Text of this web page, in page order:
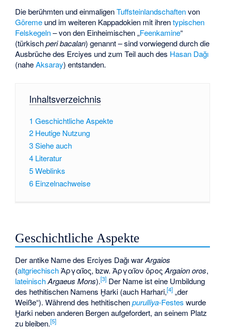
Die berühmten und einmaligenTuffsteinlandschaftenvon
Göreme und im weiteren Kappadokien mit ihrentypischen
Felskegeln– von den Einheimischen „Feenkamine“
(türkischperi bacaları) genannt – sind vorwiegend durch die
Ausbrüche des Erciyes und zum Teil auch des Hasan Dağı
(naheAksaray) entstanden.
Inhaltsverzeichnis
1 Geschichtliche Aspekte
2 Heutige Nutzung
3Siehe auch
4 Literatur
5Weblinks
6 Einzelnachweise
Geschichtliche Aspekte
Der antike Name des Erciyes Dağı warArgaios
(altgriechisch Ἀργαῖος, bzw.Ἀργαῖον ὄρος Argaion oros,
lateinisch Argaeus Mons).[3] Der Name ist eine Umbildung
des hethitischen Namens Ḫarki (auch Harhari,[4] „der
Weiße“). Während des hethitischenpurulliya-Festes wurde
Ḫarki neben anderen Bergen aufgefordert, an seinem Platz
zu bleiben.[5]